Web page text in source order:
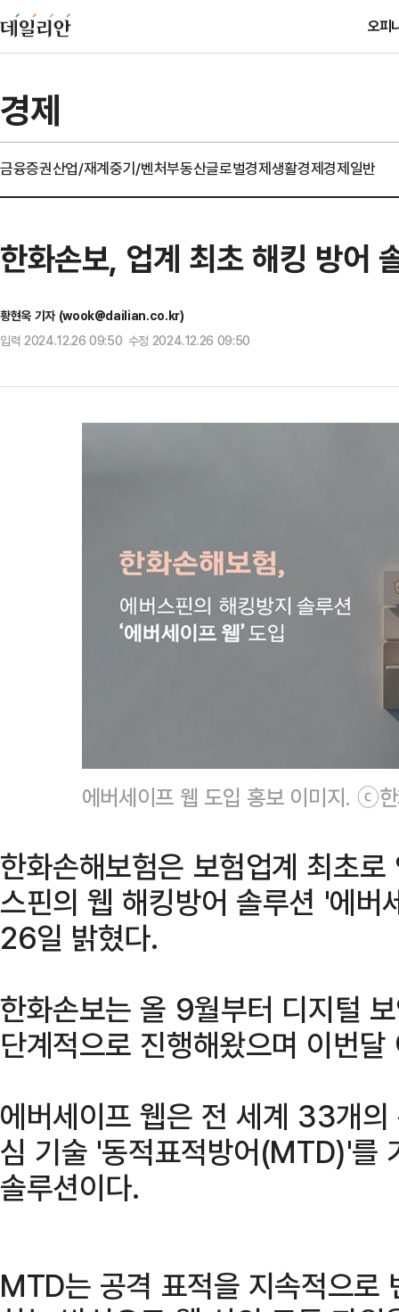
오피
경제
금융증권산업/재계중기/벤처부동산글로벌경제생활경제경제일반
한화손보, 업계 최초 해킹 방어
황현욱 기자 (wook@dailian.co.kr)
입력 2024.12.26 09:50 수정 2024.12.26 09:50
에버세이프 웹 도입 홍보 이미지. ⓒ
한화손해보험은 보험업계 최초
스핀의 웹 해킹방어 솔루션 '에버
26일 밝혔다.
한화손보는 올 9월부터 디지털
단계적으로 진행해왔으며 이번
에버세이프 웹은 전 세계 33개
심 기술 '동적표적방어(MTD)'를
솔루션이다.
MTD는 공격 표적을 지속적으로